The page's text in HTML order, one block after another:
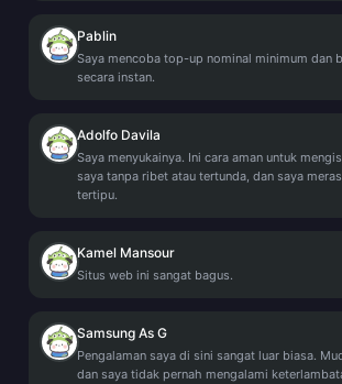
Pablin
Saya mencoba top-up nominal minimum dan
secara instan.
Adolfo Davila
Saya menyukainya. Ini cara aman untuk
saya tanpa ribet atau tertunda, dan saya
tertipu.
Kamel Mansour
Situs web ini sangat bagus.
Samsung As G
Pengalaman saya di sini sangat luar biasa.
dan saya tidak pernah mengalami